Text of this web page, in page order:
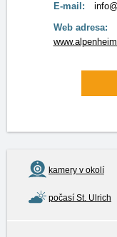
E-mail:
Web adresa:
kamery v okolí
počasí St. Ulrich